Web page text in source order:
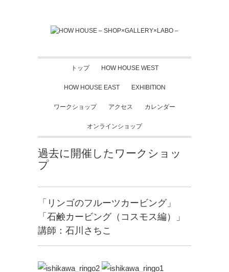
トップ HOW HOUSE WEST
HOW HOUSE EAST EXHIBITION
ワークショップ アクセス カレンダー
オンラインショップ
過去に開催したワークショッ
プ
「リンゴのフルーツカービング」
「石鹸カービング（コスモス編）」
講師：石川さちこ